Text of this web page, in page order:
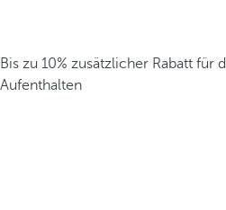
Bis zu 10% zusätzlicher Rabatt für
Aufenthalten